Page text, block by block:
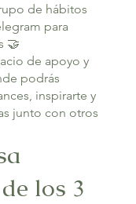
de hábitos
para
🤝
de apoyo y
podrás
inspirarte y
junto con otros
los 3